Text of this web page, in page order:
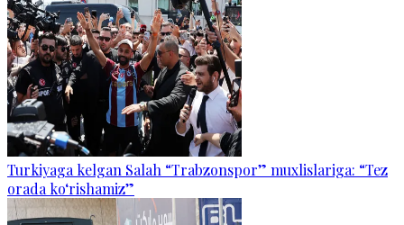
Turkiyaga kelgan Salah “Trabzonspor” muxlislariga: “Tez
orada ko‘rishamiz”